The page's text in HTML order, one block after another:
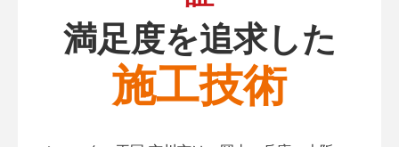
満足度を追求した
施工技術